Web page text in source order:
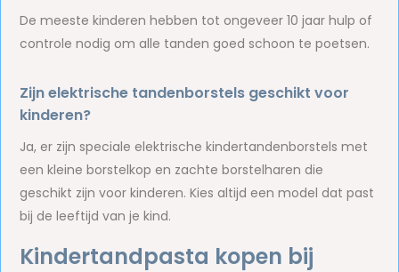
De meeste kinderen hebben tot ongeveer 10 jaar hulp of
controle nodig om alle tanden goed schoon te poetsen.
Zijn elektrische tandenborstels geschikt voor
kinderen?
Ja, er zijn speciale elektrische kindertandenborstels met
een kleine borstelkop en zachte borstelharen die
geschikt zijn voor kinderen. Kies altijd een model dat past
bij de leeftijd van je kind.
Kindertandpasta kopen bij